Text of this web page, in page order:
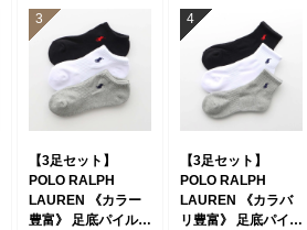
【3足セット】
POLO RALPH
LAUREN 《カラー
豊富》 足底パイル
【3足セット】
POLO RALPH
LAUREN 《カラバ
リ豊富》 足底パイル